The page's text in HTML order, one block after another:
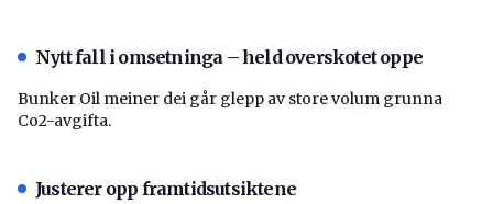
Nytt fall i omsetninga – held overskotet oppe
Bunker Oil meiner dei går glepp av store volum grunna
Co2-avgifta.
Justerer opp framtidsutsiktene